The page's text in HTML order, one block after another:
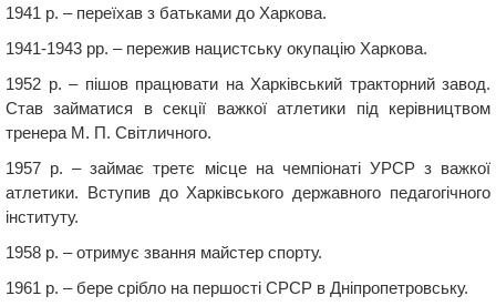
1941 р. – переїхав з батьками до Харкова.
1941-1943 рр. – пережив нацистську окупацію Харкова.
1952 р. – пішов працювати на Харківський тракторний завод.
Став займатися в секції важкої атлетики під керівництвом
тренера М. П. Світличного.
1957 р. – займає третє місце на чемпіонаті УРСР з важкої
атлетики. Вступив до Харківського державного педагогічного
інституту.
1958 р. – отримує звання майстер спорту.
1961 р. – бере срібло на першості СРСР в Дніпропетровську.